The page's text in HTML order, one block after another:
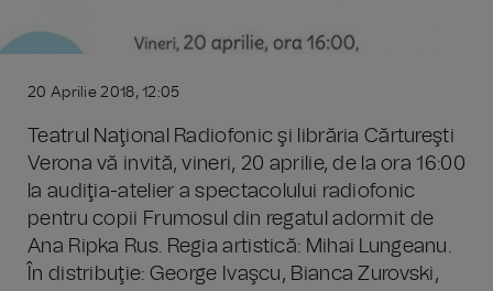
20 Aprilie 2018, 12:05
Teatrul Naţional Radiofonic şi librăria Cărtureşti
Verona vă invită, vineri, 20 aprilie, de la ora 16:00
la audiţia-atelier a spectacolului radiofonic
pentru copii Frumosul din regatul adormit de
Ana Ripka Rus. Regia artistică: Mihai Lungeanu.
În distribuţie: George Ivaşcu, Bianca Zurovski,